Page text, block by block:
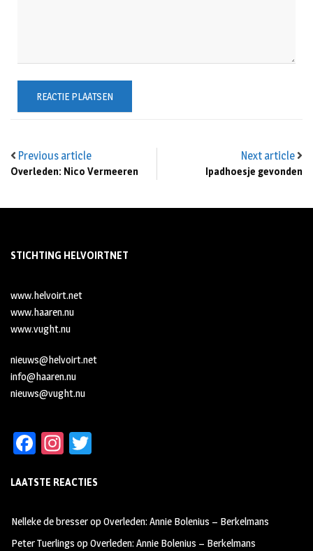
Previous article
Overleden: Nico Vermeeren
Next article
Ipadhoesje gevonden
STICHTING HELVOIRTNET
www.helvoirt.net
www.haaren.nu
www.vught.nu
nieuws@helvoirt.net
info@haaren.nu
nieuws@vught.nu
Fa
b
oo
k
In
ag
m
tt
LAATSTE REACTIES
Nelleke de bresseropOverleden: Annie Bolenius – Berkelmans
Peter Tuerlings opOverleden: Annie Bolenius – Berkelmans